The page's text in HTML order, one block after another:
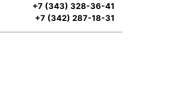
+7 (343) 328-36-41
+7 (342) 287-18-31